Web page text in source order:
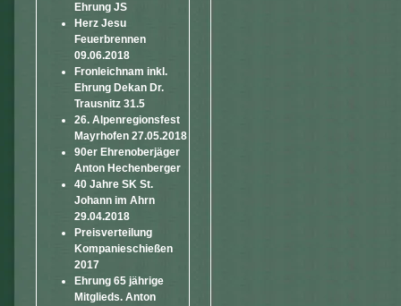
Ehrung JS
Herz Jesu
Feuerbrennen
09.06.2018
Fronleichnam inkl.
Ehrung Dekan Dr.
Trausnitz 31.5
26. Alpenregionsfest
Mayrhofen 27.05.2018
90er Ehrenoberjäger
Anton Hechenberger
40 Jahre SK St.
Johann im Ahrn
29.04.2018
Preisverteilung
Kompanieschießen
2017
Ehrung 65 jährige
Mitglieds. Anton